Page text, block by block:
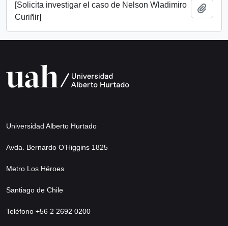
[Solicita investigar el caso de Nelson Wladimiro
Curiñir]
Universidad Alberto Hurtado
Avda. Bernardo O’Higgins 1825
Metro Los Héroes
Santiago de Chile
Teléfono +56 2 2692 0200